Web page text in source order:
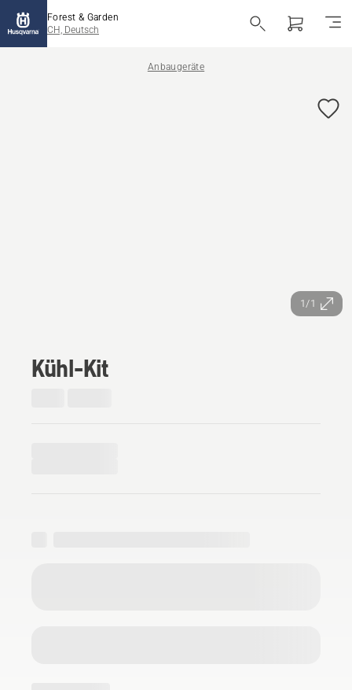
Forest & Garden
CH, Deutsch
Anbaugeräte
1/1
Kühl-Kit